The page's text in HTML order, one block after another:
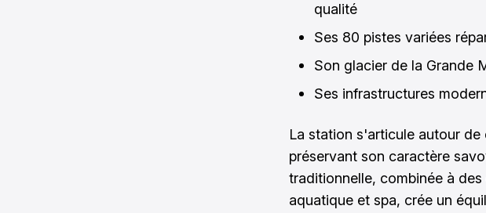
qualité
Ses 80 pistes variées
Son glacier de la Grande
Ses infrastructures
La station s'articule autour
préservant son caractère
traditionnelle, combinée à
aquatique et spa, crée un